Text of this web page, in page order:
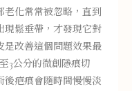
化常常被忽略，直到
現鬆垂帶，才發現它對
是改善這個問題效果最
3公分的微創隱痕切
後疤痕會隨時間慢慢淡